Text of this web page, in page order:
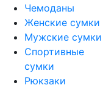
Чемоданы
Женские сумки
Мужские сумки
Спортивные
сумки
Рюкзаки